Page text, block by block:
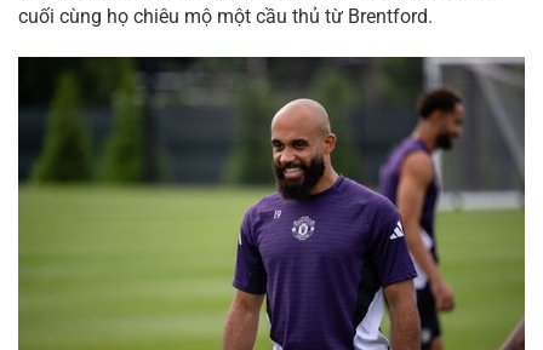
cuối cùng họ chiêu mộ một cầu thủ từ Brentford.